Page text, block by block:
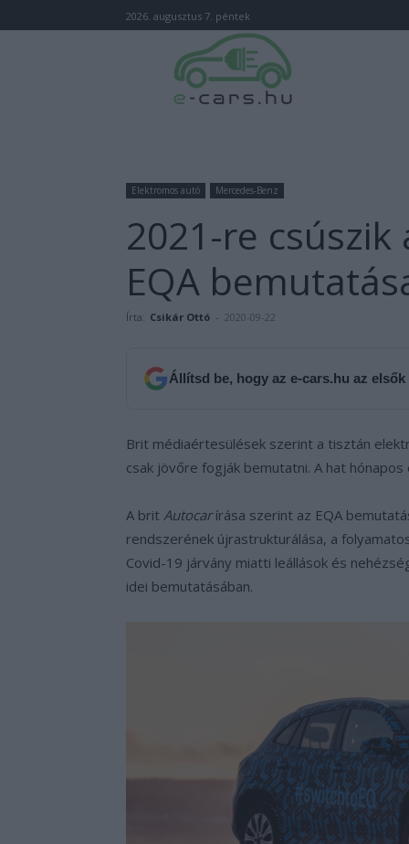
2026. augusztus 7. péntek
Elektromos autó Mercedes-Benz
2021-re csúszik
EQA
Írta: Csikár Ottó - 2020-09-22
Állítsd be, hogy az e-cars.hu az
Brit médiaértesülések szerint a tisztán
csak jövőre fogják bemutatni. A hat
A brit Autocarírása szerint az EQA
rendszerének újrastrukturálása, a
Covid-19 járvány miatti leállások és
idei bemutatásában.